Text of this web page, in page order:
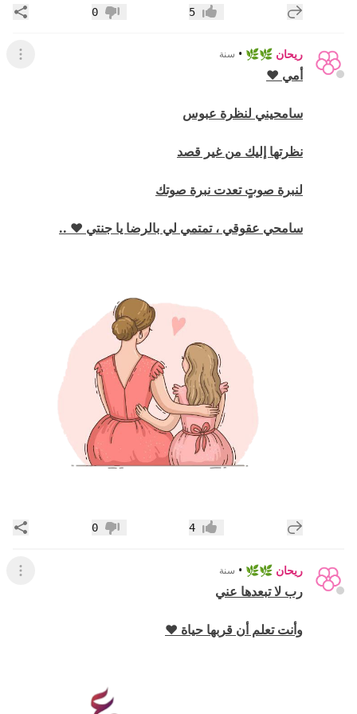
إضافة رد جديد إعجاب5 عدم إعجاب
0
ريحان 🌿🌿 • سنة عرض
أمي
سامحيني لنظرة عبوس
نظرتها إليك من غير قصد
لنبرة صوتٍ تعدت نبرة صوتك
سامحي عقوقي ، تمتمي لي بالرضا يا جنتي ⁦♥️⁩ ..
إضافة رد جديد إعجاب4 عدم إعجاب
0
ريحان 🌿🌿 • سنة عرض
رب لا تبعدها عني
وأنت تعلم أن قربها حياة ⁦♥️⁩